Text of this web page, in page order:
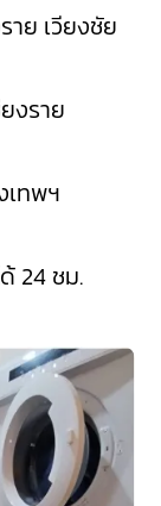
าย เวียงชัย
งราย
เทพฯ
24 ชม.